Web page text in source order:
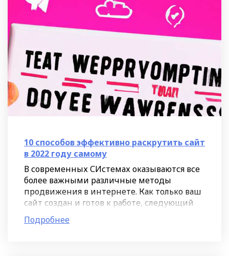
10 способов эффективно раскрутить сайт
в 2022 году самому
В современных СИстемах оказываются все
более важными различные методы
продвижения в интернете. Как только ваш
сайт создан и готов к работе, следующий
шаг - его доставка до целевой аудитории.
Именно этот этап требует
Подробнее